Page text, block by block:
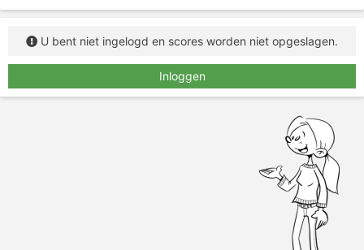
U bent niet ingelogd en scores worden niet opgeslagen.
Inloggen